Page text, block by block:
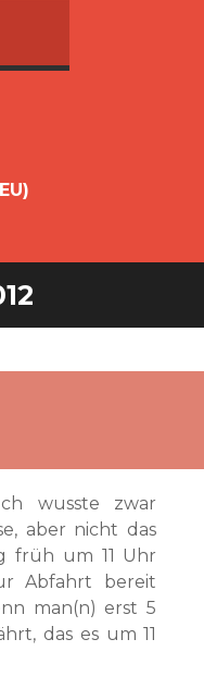
wusste zwar
aber nicht das
früh um 11 Uhr
Abfahrt bereit
man(n) erst 5
das es um 11